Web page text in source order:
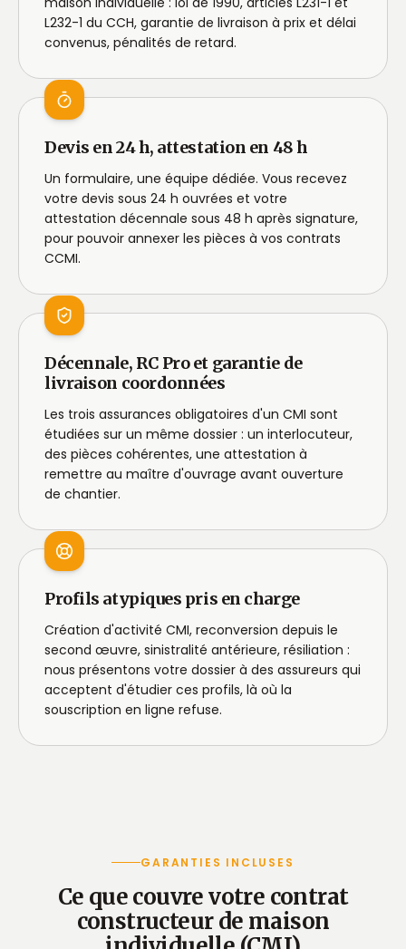
L232-1 du CCH, garantie de livraison à prix et délai
convenus, pénalités de retard.
Devis en 24 h, attestation en 48 h
Un formulaire, une équipe dédiée. Vous recevez
votre devis sous 24 h ouvrées et votre
attestation décennale sous 48 h après signature,
pour pouvoir annexer les pièces à vos contrats
CCMI.
Décennale, RC Pro et garantie de
livraison coordonnées
Les trois assurances obligatoires d'un CMI sont
étudiées sur un même dossier : un interlocuteur,
des pièces cohérentes, une attestation à
remettre au maître d'ouvrage avant ouverture
de chantier.
Profils atypiques pris en charge
Création d'activité CMI, reconversion depuis le
second œuvre, sinistralité antérieure, résiliation :
nous présentons votre dossier à des assureurs qui
acceptent d'étudier ces profils, là où la
souscription en ligne refuse.
GARANTIES INCLUSES
Ce que couvre votre contrat
constructeur de maison